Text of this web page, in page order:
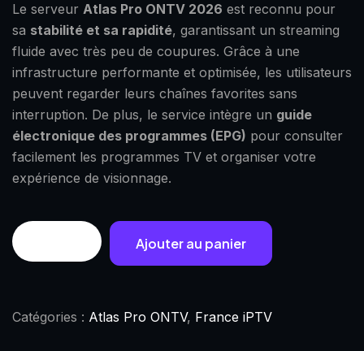
Le serveur Atlas Pro ONTV 2026 est reconnu pour
sa stabilité et sa rapidité, garantissant un streaming
fluide avec très peu de coupures. Grâce à une
infrastructure performante et optimisée, les utilisateurs
peuvent regarder leurs chaînes favorites sans
interruption. De plus, le service intègre un guide
électronique des programmes (EPG) pour consulter
facilement les programmes TV et organiser votre
expérience de visionnage.
Ajouter au panier
Catégories : Atlas Pro ONTV, France iPTV